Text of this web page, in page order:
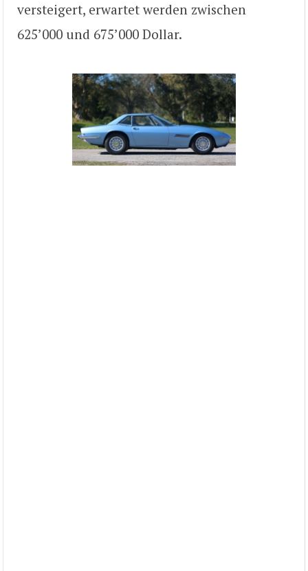
versteigert, erwartet werden zwischen
625’000 und 675’000 Dollar.